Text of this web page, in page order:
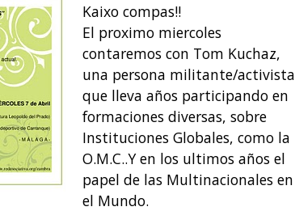
Kaixo compas!!
El proximo miercoles
contaremos con Tom Kuchaz,
una persona militante/activista
que lleva años participando en
formaciones diversas, sobre
Instituciones Globales, como la
O.M.C..Y en los ultimos años el
papel de las Multinacionales en
el Mundo.